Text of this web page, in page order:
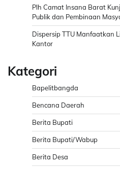
Plh Camat Insana Barat
Publik dan Pembinaan
Dispersip TTU Manfaatkan
Kantor
Kategori
Bapelitbangda
Bencana Daerah
Berita Bupati
Berita Bupati/Wabup
Berita Desa